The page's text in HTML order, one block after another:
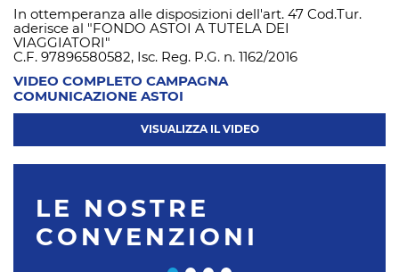
In ottemperanza alle disposizioni dell'art. 47 Cod.Tur.
aderisce al "FONDO ASTOI A TUTELA DEI
VIAGGIATORI"
C.F. 97896580582, Isc. Reg. P.G. n. 1162/2016
VIDEO COMPLETO CAMPAGNA
COMUNICAZIONE ASTOI
VISUALIZZA IL VIDEO
LE NOSTRE
CONVENZIONI